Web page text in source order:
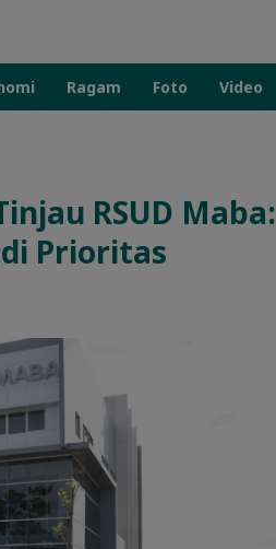
Ragam Foto Video
RSUD Maba:
Prioritas